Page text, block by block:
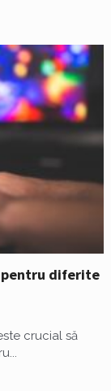
pentru diferite
crucial să